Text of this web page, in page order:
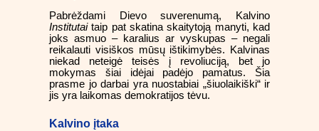
Pabrėždami Dievo suverenumą, Kalvino
Institutaitaip pat skatina skaitytoją manyti, kad
joks asmuo – karalius ar vyskupas – negali
reikalauti visiškos mūsų ištikimybės. Kalvinas
niekad neteigė teisės į revoliuciją, bet jo
mokymas šiai idėjai padėjo pamatus. Šia
prasme jo darbai yra nuostabiai „šiuolaikiški“ ir
jis yra laikomas demokratijos tėvu.
Kalvino įtaka